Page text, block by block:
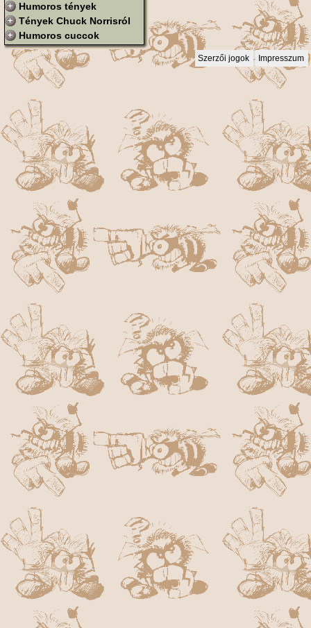
Humoros tények
Tények Chuck Norrisról
Humoros cuccok
Szerzői jogok Impresszum